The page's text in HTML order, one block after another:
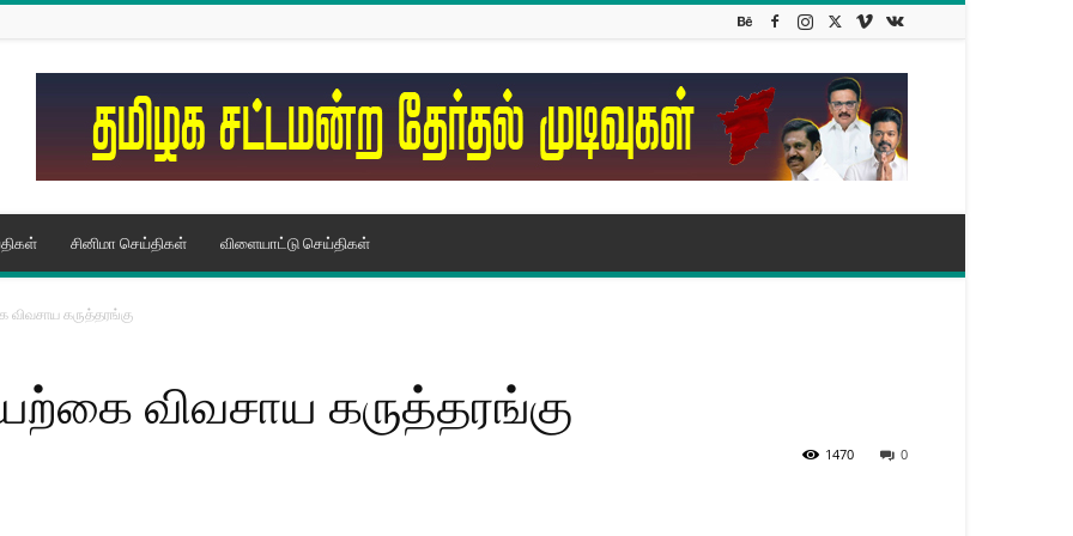
சினிமா செய்திகள் விளையாட்டு செய்திகள்
விவசாய கருத்தரங்கு
விவசாய கருத்தரங்கு
0
1470